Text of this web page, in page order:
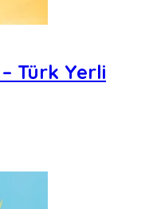
Türk Yerli